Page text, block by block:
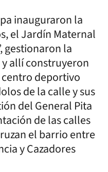
inauguraron la
el Jardín Maternal
gestionaron la
allí construyeron
deportivo
de la calle y sus
del General Pita
de las calles
el barrio entre
y Cazadores